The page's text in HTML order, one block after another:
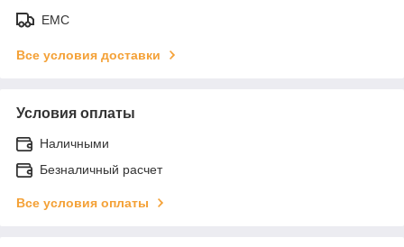
ЕМС
Все условия доставки
Условия оплаты
Наличными
Безналичный расчет
Все условия оплаты